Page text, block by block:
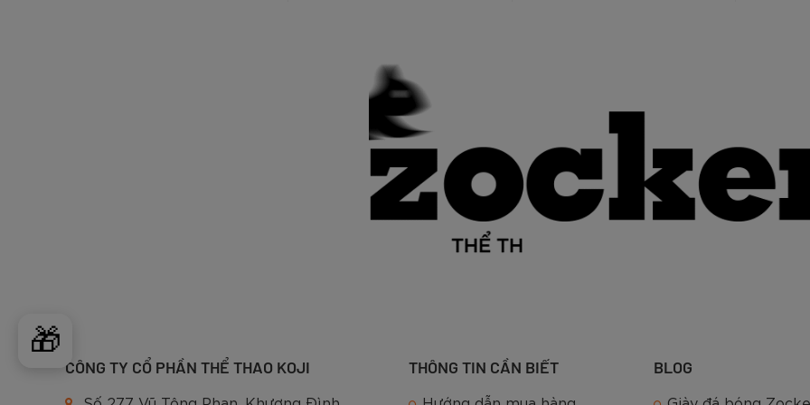
🎁
CÔNG TY CỔ PHẦN THỂ THAO KOJI THÔNG TIN CẦN BIẾT BLOG